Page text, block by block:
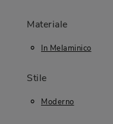
Materiale
In Melaminico
Stile
Moderno